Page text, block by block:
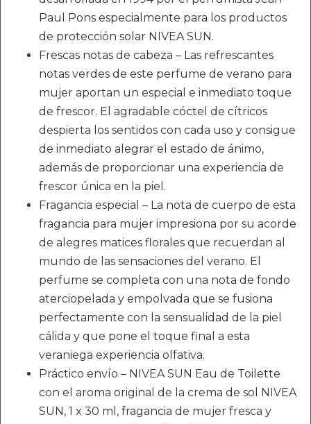
Paul Pons especialmente para los productos
de protección solar NIVEA SUN.
Frescas notas de cabeza – Las refrescantes
notas verdes de este perfume de verano para
mujer aportan un especial e inmediato toque
de frescor. El agradable cóctel de cítricos
despierta los sentidos con cada uso y consigue
de inmediato alegrar el estado de ánimo,
además de proporcionar una experiencia de
frescor única en la piel.
Fragancia especial – La nota de cuerpo de esta
fragancia para mujer impresiona por su acorde
de alegres matices florales que recuerdan al
mundo de las sensaciones del verano. El
perfume se completa con una nota de fondo
aterciopelada y empolvada que se fusiona
perfectamente con la sensualidad de la piel
cálida y que pone el toque final a esta
veraniega experiencia olfativa.
Práctico envío – NIVEA SUN Eau de Toilette
con el aroma original de la crema de sol NIVEA
SUN, 1 x 30 ml, fragancia de mujer fresca y